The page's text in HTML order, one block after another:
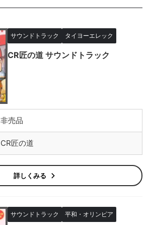
サウンドトラック タイヨーエレック
CR匠の道 サウンドトラック
非売品
CR匠の道
詳しくみる
サウンドトラック 平和・オリンピア